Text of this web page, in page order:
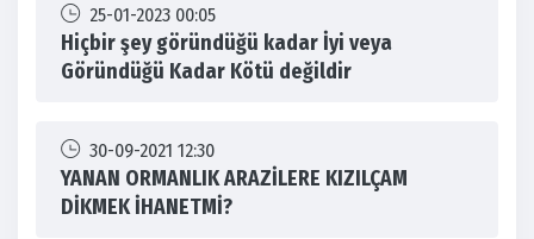
25-01-2023 00:05
Hiçbir şey göründüğü kadar İyi veya
Göründüğü Kadar Kötü değildir
30-09-2021 12:30
YANAN ORMANLIK ARAZİLERE KIZILÇAM
DİKMEK İHANETMİ?